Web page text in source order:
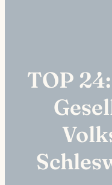
TOP